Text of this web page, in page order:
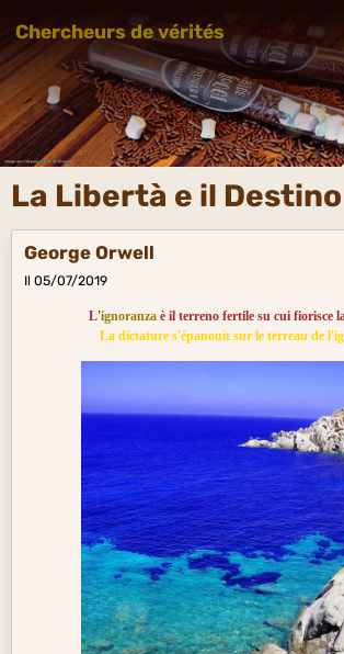
Chercheurs de vérités
La Libertà e il Destino
George Orwell
Il 05/07/2019
L'ignoranzaè il terreno fertile su cui fiorisce
La dictature s'épanouit sur le terreau de